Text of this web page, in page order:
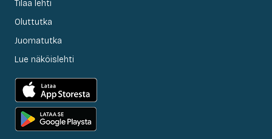
Tilaa lehti
Oluttutka
Juomatutka
Lue näköislehti